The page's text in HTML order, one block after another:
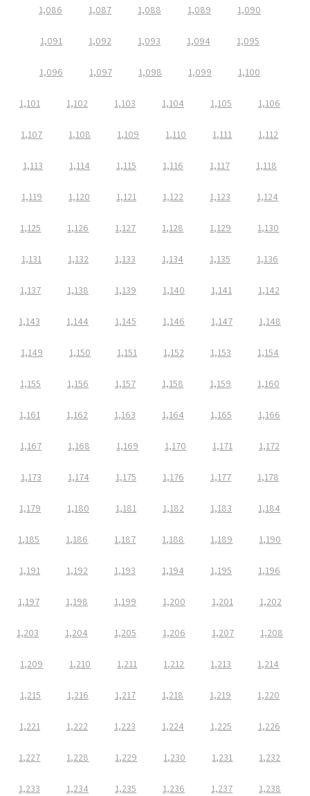
1,086 1,087 1,088 1,089 1,090
1,091 1,092 1,093 1,094 1,095
1,096 1,097 1,098 1,099 1,100
1,101 1,102 1,103 1,104 1,105 1,106
1,107 1,108 1,109 1,110 1,111 1,112
1,113 1,114 1,115 1,116 1,117 1,118
1,119 1,120 1,121 1,122 1,123 1,124
1,125 1,126 1,127 1,128 1,129 1,130
1,131 1,132 1,133 1,134 1,135 1,136
1,137 1,138 1,139 1,140 1,141 1,142
1,143 1,144 1,145 1,146 1,147 1,148
1,149 1,150 1,151 1,152 1,153 1,154
1,155 1,156 1,157 1,158 1,159 1,160
1,161 1,162 1,163 1,164 1,165 1,166
1,167 1,168 1,169 1,170 1,171 1,172
1,173 1,174 1,175 1,176 1,177 1,178
1,179 1,180 1,181 1,182 1,183 1,184
1,185 1,186 1,187 1,188 1,189 1,190
1,191 1,192 1,193 1,194 1,195 1,196
1,197 1,198 1,199 1,200 1,201 1,202
1,203 1,204 1,205 1,206 1,207 1,208
1,209 1,210 1,211 1,212 1,213 1,214
1,215 1,216 1,217 1,218 1,219 1,220
1,221 1,222 1,223 1,224 1,225 1,226
1,227 1,228 1,229 1,230 1,231 1,232
1,233 1,234 1,235 1,236 1,237 1,238